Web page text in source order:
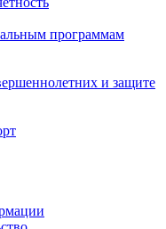
программам
и защите